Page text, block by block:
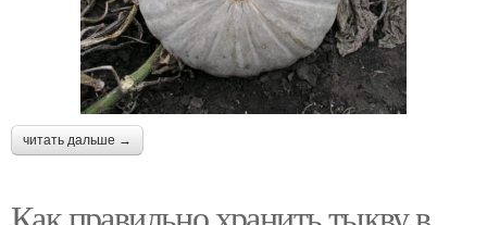
читать дальше →